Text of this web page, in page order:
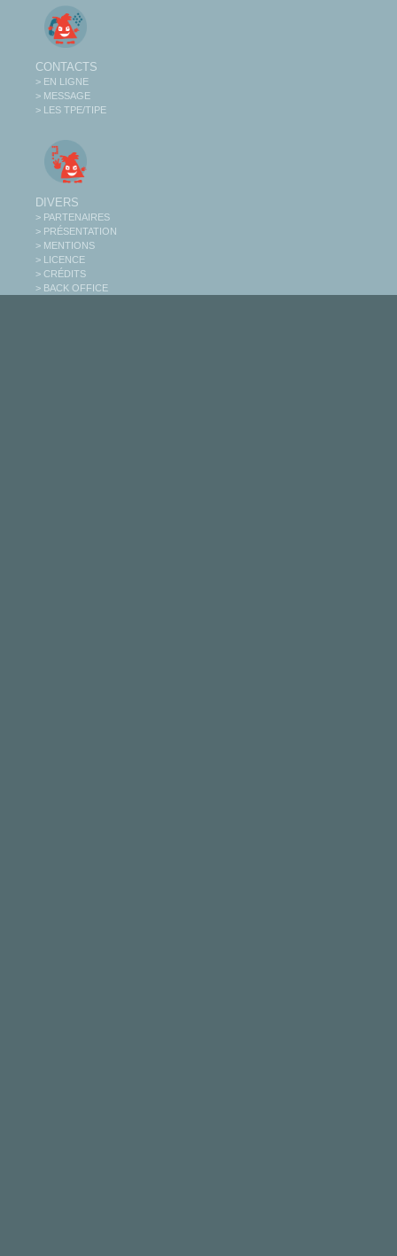
CONTACTS
> EN LIGNE
> MESSAGE
> LES TPE/TIPE
DIVERS
> PARTENAIRES
> PRÉSENTATION
> MENTIONS
> LICENCE
> CRÉDITS
> BACK OFFICE